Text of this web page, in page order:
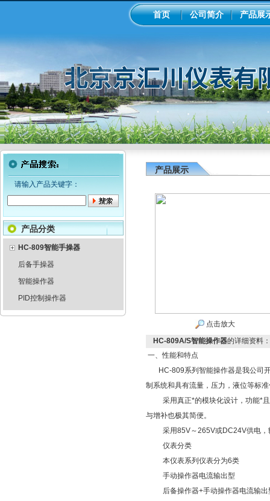
首页 公司简介 产品展
请输入产品关键字：
产品分类
HC-809智能手操器
后备手操器
智能操作器
PID控制操作器
产品展示
点击放大
HC-809A/S智能操作器的详细资料：
一、性能和特点
HC-809系列智能操作器是我公司
制系统和具有流量，压力，液位等标
采用真正*的模块化设计，功能*
与增补也极其简便。
采用85V～265V或DC24V供电
仪表分类
本仪表系列仪表分为6类
手动操作器电流输出型
后备操作器+手动操作器电流输出